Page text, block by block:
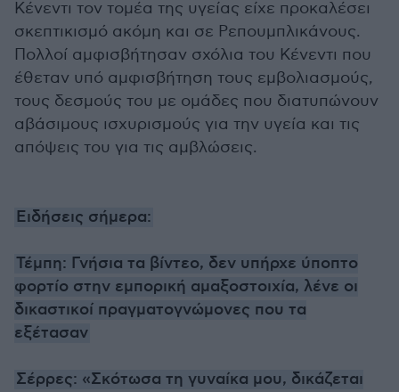
Κένεντι τον τομέα της υγείας είχε προκαλέσει
σκεπτικισμό ακόμη και σε Ρεπουμπλικάνους.
Πολλοί αμφισβήτησαν σχόλια του Κένεντι που
έθεταν υπό αμφισβήτηση τους εμβολιασμούς,
τους δεσμούς του με ομάδες που διατυπώνουν
αβάσιμους ισχυρισμούς για την υγεία και τις
απόψεις του για τις αμβλώσεις.
Ειδήσεις σήμερα:
Τέμπη: Γνήσια τα βίντεο, δεν υπήρχε ύποπτο
φορτίο στην εμπορική αμαξοστοιχία, λένε οι
δικαστικοί πραγματογνώμονες που τα
εξέτασαν
Σέρρες: «Σκότωσα τη γυναίκα μου, δικάζεται